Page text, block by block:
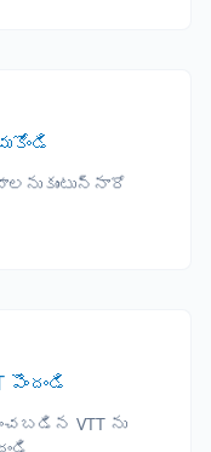
VTT ను